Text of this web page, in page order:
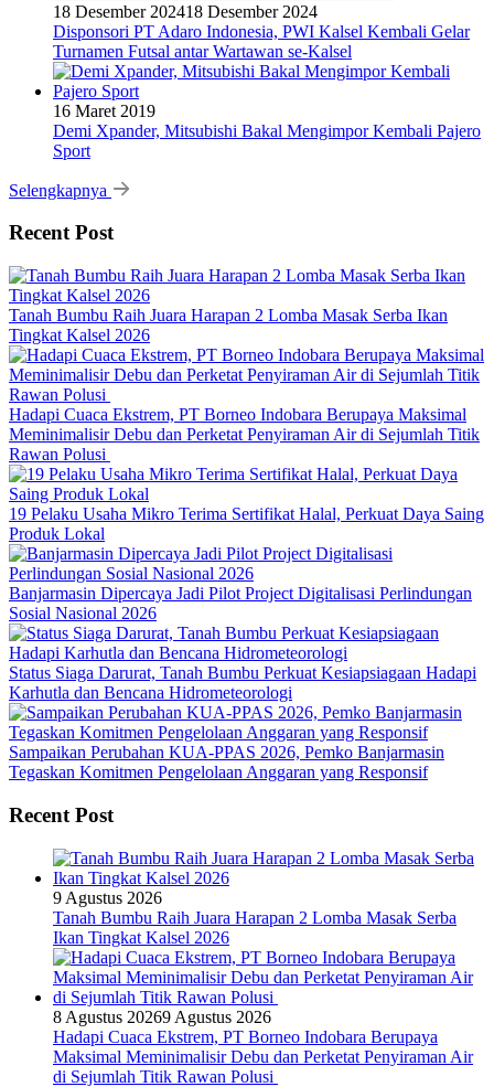
18 Desember 202418 Desember 2024
Disponsori PT Adaro Indonesia, PWI Kalsel Kembali Gelar
Turnamen Futsal antar Wartawan se-Kalsel
16 Maret 2019
Demi Xpander, Mitsubishi Bakal Mengimpor Kembali Pajero
Sport
Selengkapnya
Recent Post
Tanah Bumbu Raih Juara Harapan 2 Lomba Masak Serba Ikan
Tingkat Kalsel 2026
Hadapi Cuaca Ekstrem, PT Borneo Indobara Berupaya Maksimal
Meminimalisir Debu dan Perketat Penyiraman Air di Sejumlah Titik
Rawan Polusi
19 Pelaku Usaha Mikro Terima Sertifikat Halal, Perkuat Daya Saing
Produk Lokal
Banjarmasin Dipercaya Jadi Pilot Project Digitalisasi Perlindungan
Sosial Nasional 2026
Status Siaga Darurat, Tanah Bumbu Perkuat Kesiapsiagaan Hadapi
Karhutla dan Bencana Hidrometeorologi
Sampaikan Perubahan KUA-PPAS 2026, Pemko Banjarmasin
Tegaskan Komitmen Pengelolaan Anggaran yang Responsif
Recent Post
9 Agustus 2026
Tanah Bumbu Raih Juara Harapan 2 Lomba Masak Serba
Ikan Tingkat Kalsel 2026
8 Agustus 20269 Agustus 2026
Hadapi Cuaca Ekstrem, PT Borneo Indobara Berupaya
Maksimal Meminimalisir Debu dan Perketat Penyiraman Air
di Sejumlah Titik Rawan Polusi